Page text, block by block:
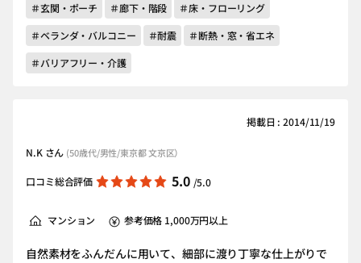
＃玄関・ポーチ
＃廊下・階段
＃床・フローリング
＃ベランダ・バルコニー
＃耐震
＃断熱・窓・省エネ
＃バリアフリー・介護
掲載日 : 2014/11/19
N.K さん (50歳代/男性/東京都 文京区）
口コミ総合評価 5.0 /5.0
マンション 参考価格 1,000万円以上
自然素材をふんだんに用いて、細部に渡り丁寧な仕上がりで